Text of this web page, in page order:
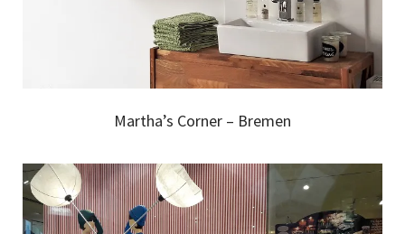
Martha’s Corner – Bremen